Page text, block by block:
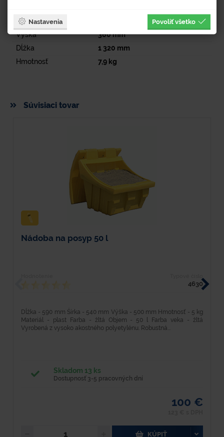
Šírka
Výška
360mm
Dĺžka
1 320 mm
Hmotnosť
7,9kg
Súvisiaci tovar
Nádoba na posyp 50 l
4630
Dĺžka - 590 mm Šírka - 540 mm Výška - 500 mm Hmotnosť - 5 kg
Materiál - plast Farba - žltá Objem - 50 l Farba veka - žltá
Vyrobená z vysoko akostného polyetylénu. Robustná...
Skladom 13 ks
Dostupnosť 3-5 pracovných dní
100 €
KÚPIŤ
Nastavenia Povoliť všetko